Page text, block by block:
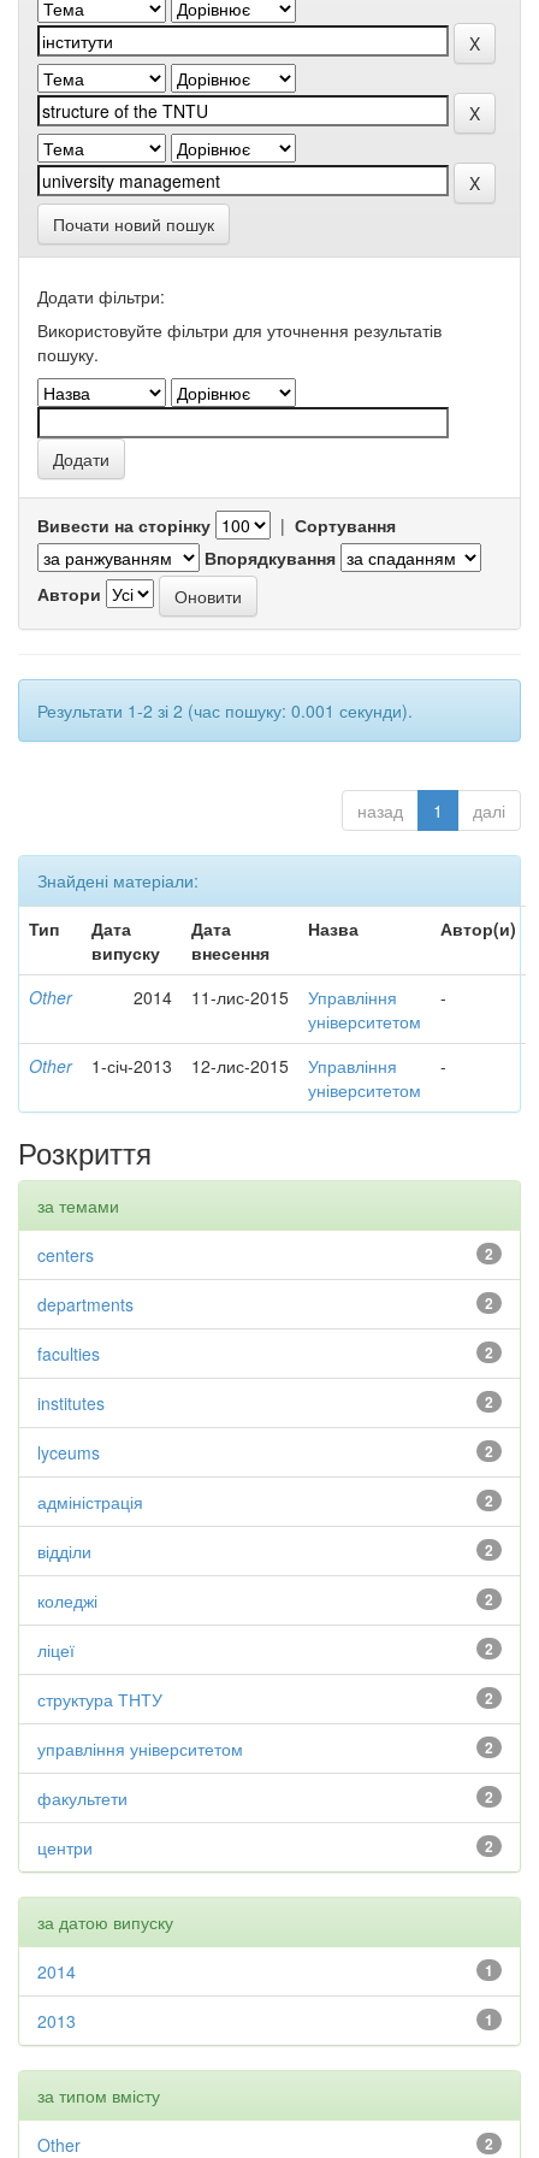
Почати новий пошук
Додати фільтри:
Використовуйте фільтри для уточнення результатів
пошуку.
Вивести на сторінку | Сортування
Впорядкування
Автори
Результати 1-2 зі 2 (час пошуку: 0.001 секунди).
назад 1 далі
Знайдені матеріали:
Тип
Дата
випуску
Дата
внесення
Назва Автор(и)
Other 2014 11-лис-2015
Управління
університетом
-
Other 1-січ-2013 12-лис-2015
Управління
університетом
-
Розкриття
за темами
2
centers
2
departments
2
faculties
2
institutes
2
lyceums
2
адміністрація
2
відділи
2
коледжі
2
ліцеї
2
структура ТНТУ
2
управління університетом
2
факультети
2
центри
за датою випуску
1
2014
1
2013
за типом вмісту
2
Other